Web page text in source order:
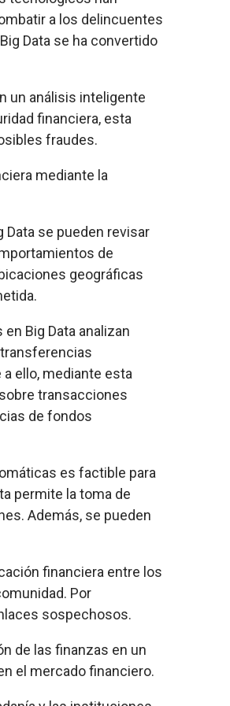
a los delincuentes
Data se ha convertido
un análisis inteligente
financiera, esta
fraudes.
mediante la
Data se pueden revisar
de
geográficas
Big Data analizan
ello, mediante esta
transacciones
de fondos
es factible para
permite la toma de
Además, se pueden
financiera entre los
Por
sospechosos.
de las finanzas en un
el mercado financiero.